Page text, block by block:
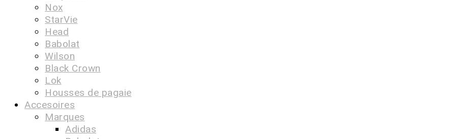
Nox
StarVie
Head
Babolat
Wilson
Black Crown
Lok
Housses de pagaie
Accesoires
Marques
Adidas